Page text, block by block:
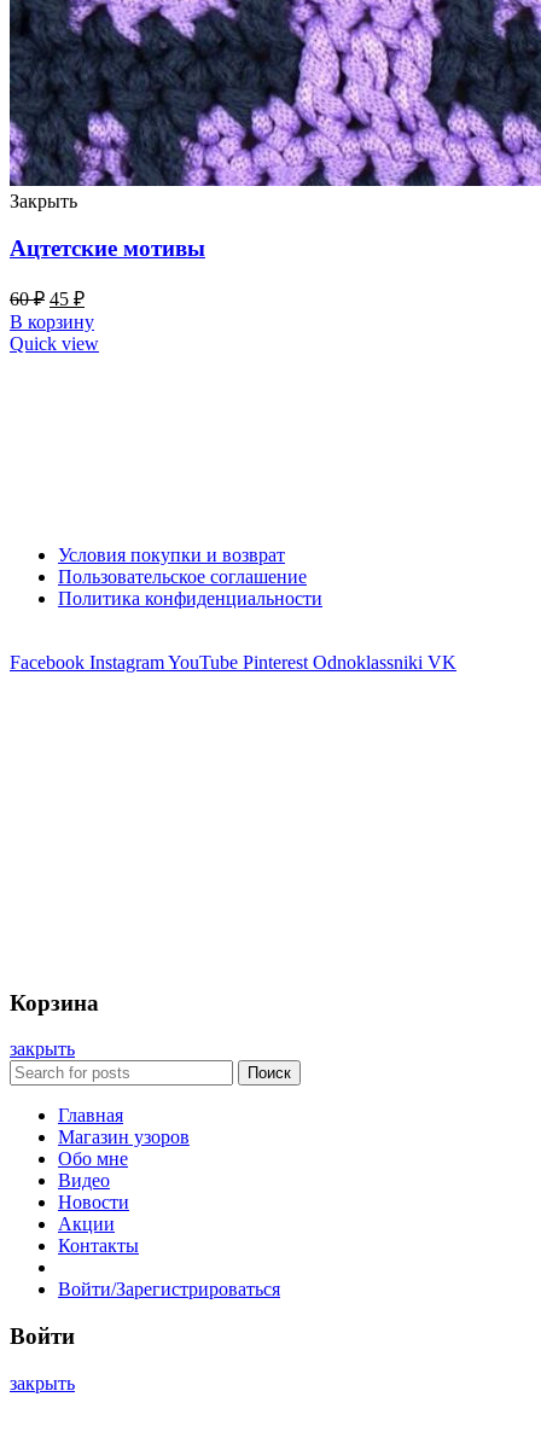
Закрыть
Ацтетские мотивы
60₽ 45 ₽
В корзину
Quick view
Условия покупки и возврат
Пользовательское соглашение
Политика конфиденциальности
Facebook InstagramYouTube Pinterest Odnoklassniki VK
Корзина
закрыть
Поиск
Главная
Магазин узоров
Обо мне
Видео
Новости
Акции
Контакты
Войти/Зарегистрироваться
Войти
закрыть